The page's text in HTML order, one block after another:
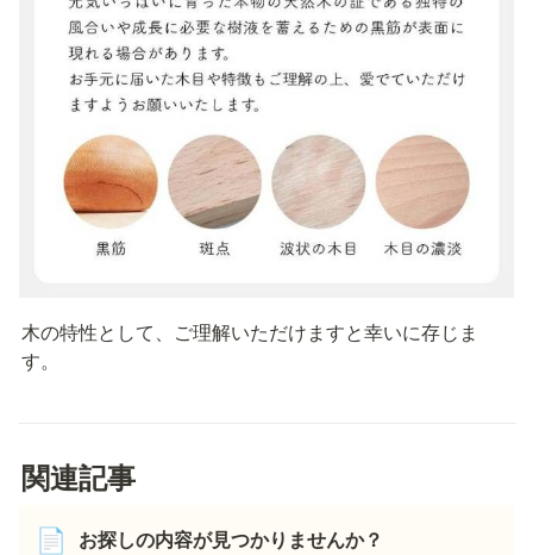
木の特性として、ご理解いただけますと幸いに存じま
す。
関連記事
📄 お探しの内容が見つかりませんか？